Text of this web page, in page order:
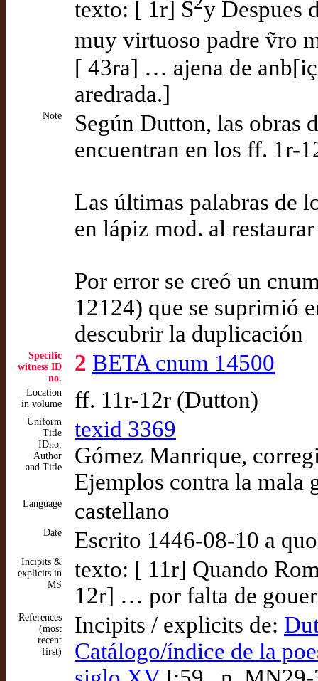
texto: [ 1r] S y Despues
muy virtuoso padre ṽro
[ 43ra] … ajena de
aredrada.]
Note
Según Dutton, las obras
encuentran en los ff. 1r-
Las últimas palabras de
en lápiz mod. al
Por error se creó un
12124) que se suprimió
descubrir la duplicación
Specific
witness ID
no.
2 BETA cnum 14500
Location
in volume
ff. 11r-12r (Dutton)
Uniform
Title
IDno,
Author
and Title
texid 3369
Gómez Manrique,
Ejemplos contra la mala
Language castellano
Date Escrito 1446-08-10 a
Incipits &
explicits in
MS
texto: [ 11r] Quando
12r] … por falta de
References
(most
recent
first)
Incipits / explicits de:
Catálogo/índice de la